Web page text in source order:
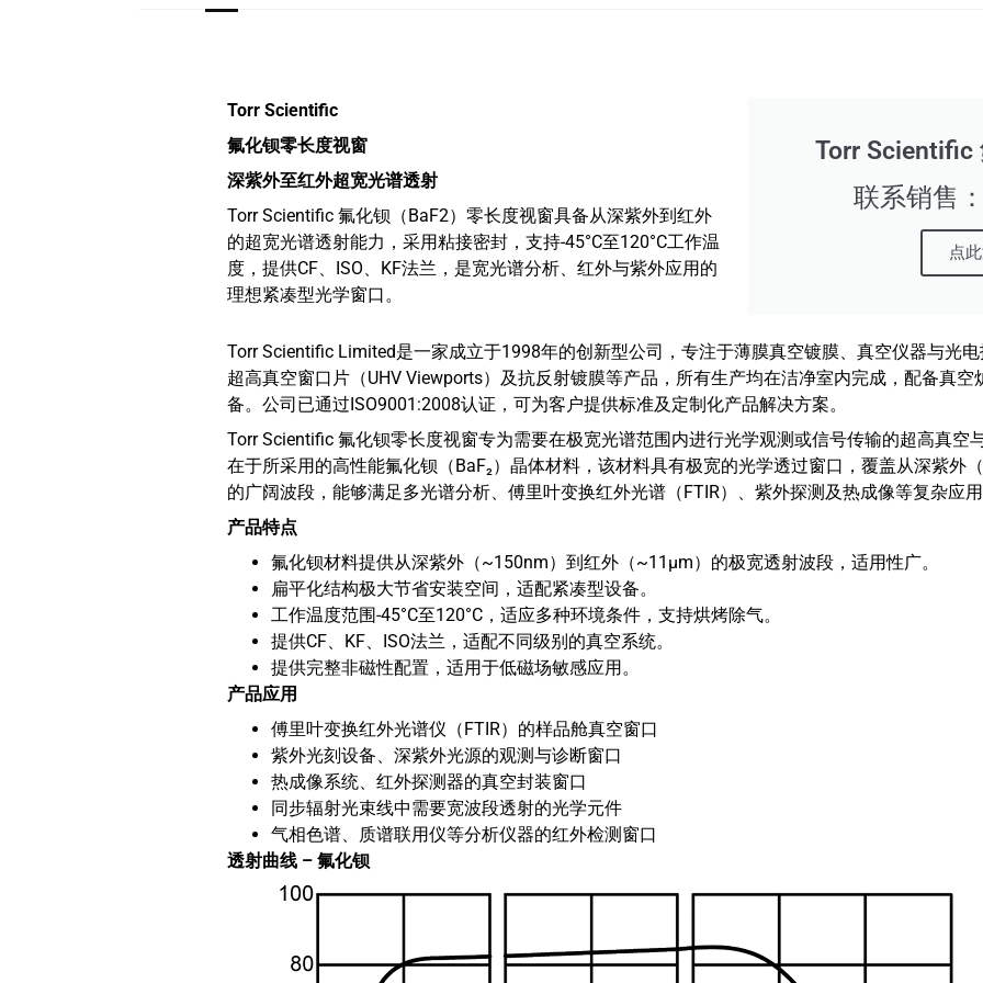
Torr Scientific
氟化钡零长度视窗
深紫外至红外超宽光谱透射
Torr Scientific 氟化钡（BaF2）零长度视窗具备从深紫外到红外
的超宽光谱透射能力，采用粘接密封，支持-45°C至120°C工作温
度，提供CF、ISO、KF法兰，是宽光谱分析、红外与紫外应用的
理想紧凑型光学窗口。
Torr Scientific
联系销售
点
Torr Scientific Limited是一家成立于1998年的创新型公司，专注于薄膜真空镀膜、真空仪器与光电
超高真空窗口片（UHV Viewports）及抗反射镀膜等产品，所有生产均在洁净室内完成，配备真
备。公司已通过ISO9001:2008认证，可为客户提供标准及定制化产品解决方案。
Torr Scientific 氟化钡零长度视窗专为需要在极宽光谱范围内进行光学观测或信号传输的超高真空
在于所采用的高性能氟化钡（BaF₂）晶体材料，该材料具有极宽的光学透过窗口，覆盖从深紫外
的广阔波段，能够满足多光谱分析、傅里叶变换红外光谱（FTIR）、紫外探测及热成像等复杂应用
产品特点
氟化钡材料提供从深紫外（~150nm）到红外（~11μm）的极宽透射波段，适用性广。
扁平化结构极大节省安装空间，适配紧凑型设备。
工作温度范围-45°C至120°C，适应多种环境条件，支持烘烤除气。
提供CF、KF、ISO法兰，适配不同级别的真空系统。
提供完整非磁性配置，适用于低磁场敏感应用。
产品应用
傅里叶变换红外光谱仪（FTIR）的样品舱真空窗口
紫外光刻设备、深紫外光源的观测与诊断窗口
热成像系统、红外探测器的真空封装窗口
同步辐射光束线中需要宽波段透射的光学元件
气相色谱、质谱联用仪等分析仪器的红外检测窗口
透射曲线 – 氟化钡